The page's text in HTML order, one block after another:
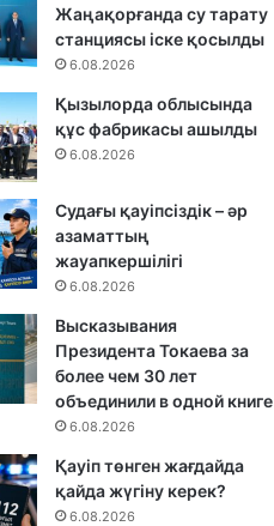
Жаңақорғанда су тарату
станциясы іске қосылды
6.08.2026
Қызылорда облысында
құс фабрикасы ашылды
6.08.2026
Судағы қауіпсіздік – әр
азаматтың
жауапкершілігі
6.08.2026
Высказывания
Президента Токаева за
более чем 30 лет
объединили в одной книге
6.08.2026
Қауіп төнген жағдайда
қайда жүгіну керек?
6.08.2026